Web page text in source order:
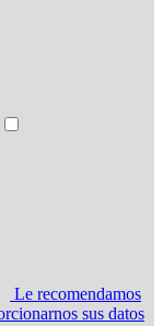
Le recomendamos
sus datos